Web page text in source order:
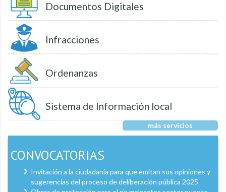
Documentos Digitales
Infracciones
Ordenanzas
Sistema de Información local
más servicios
CONVOCATORIAS
Invitación a la ciudadanía para que emitan sus opiniones y
sugerencias del proceso de deliberación pública 2025